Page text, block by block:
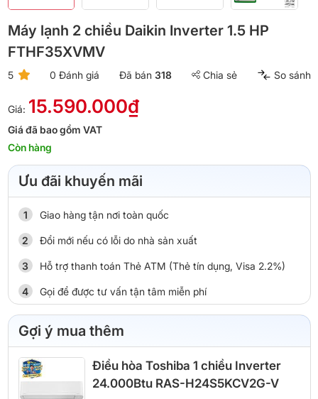
Máy lạnh 2 chiều Daikin Inverter 1.5 HP
FTHF35XVMV
5 0 Đánh giá Đã bán 318 Chia sẻ So sánh
Giá: 15.590.000₫
Giá đã bao gồm VAT
Còn hàng
Ưu đãi khuyến mãi
Giao hàng tận nơi toàn quốc
Đổi mới nếu có lỗi do nhà sản xuất
Hỗ trợ thanh toán Thẻ ATM (Thẻ tín dụng, Visa 2.2%)
Gọi để được tư vấn tận tâm miễn phí
Gợi ý mua thêm
Điều hòa Toshiba 1 chiều Inverter
24.000Btu RAS-H24S5KCV2G-V